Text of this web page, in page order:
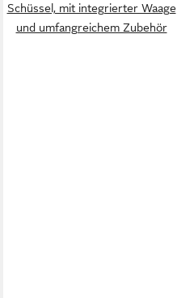
Schüssel, mit integrierter Waage
und umfangreichem Zubehör